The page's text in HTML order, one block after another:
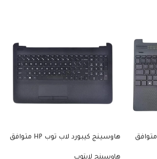
هاوسينج كيبورد لاب توب HP متوافق
هاوسينج كيبورد لاب توب HP متوافق
هاوسينج لابتوب